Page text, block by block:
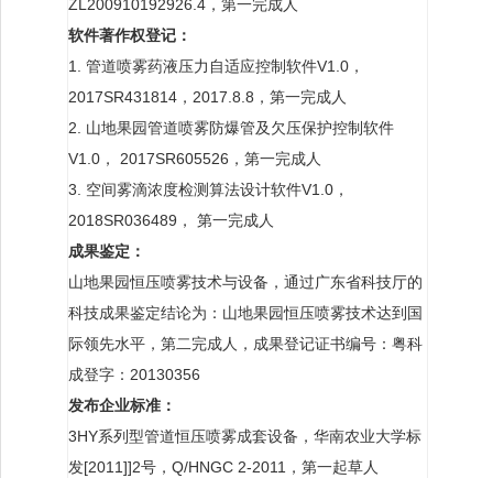
ZL200910192926.4，第一完成人
软件著作权登记：
1. 管道喷雾药液压力自适应控制软件V1.0，
2017SR431814，2017.8.8，第一完成人
2. 山地果园管道喷雾防爆管及欠压保护控制软件
V1.0， 2017SR605526，第一完成人
3. 空间雾滴浓度检测算法设计软件V1.0，
2018SR036489， 第一完成人
成果鉴定：
山地果园恒压喷雾技术与设备，通过广东省科技厅的
科技成果鉴定结论为：山地果园恒压喷雾技术达到国
际领先水平，第二完成人，成果登记证书编号：粤科
成登字：20130356
发布企业标准：
3HY系列型管道恒压喷雾成套设备，华南农业大学标
发[2011]]2号，Q/HNGC 2-2011，第一起草人